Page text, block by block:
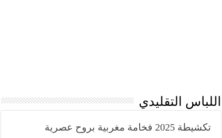
اللباس التقليدي
تكشيطة 2025 فخامة مغربية بروح عصرية